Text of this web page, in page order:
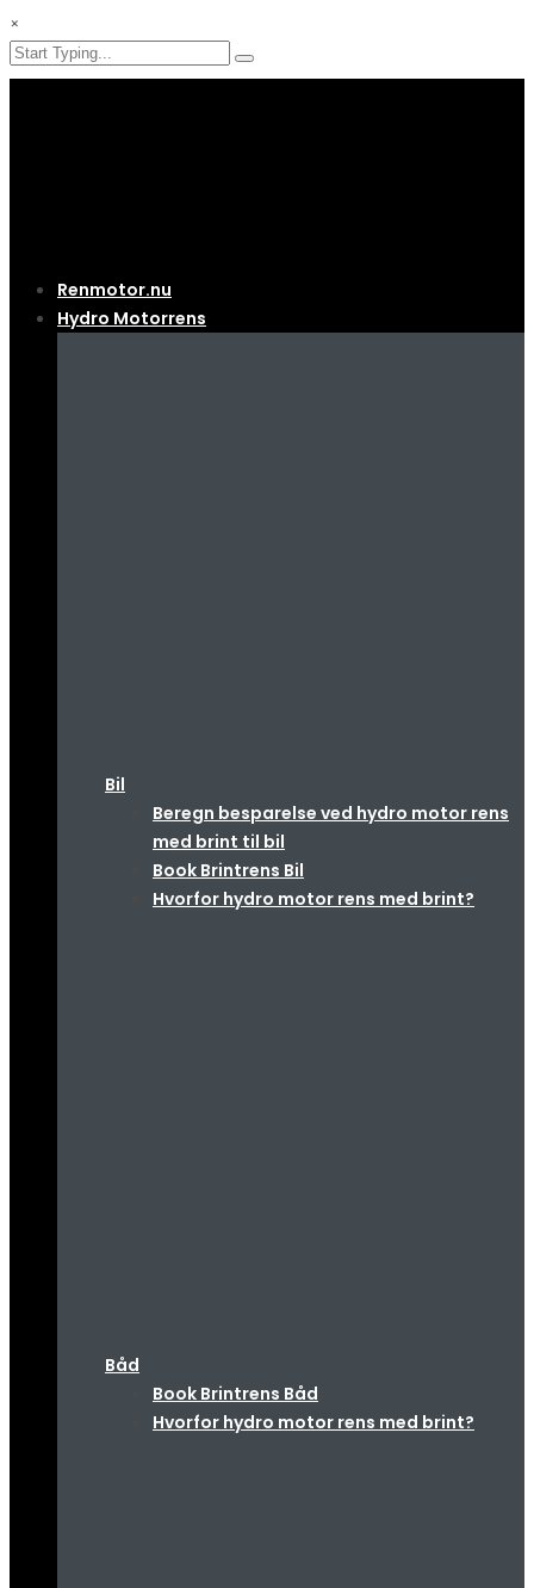
×
Renmotor.nu
Hydro Motorrens
Bil
Beregn besparelse ved hydro motor rens
med brint til bil
Book Brintrens Bil
Hvorfor hydro motor rens med brint?
Båd
Book Brintrens Båd
Hvorfor hydro motor rens med brint?